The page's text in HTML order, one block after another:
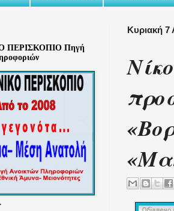
Κυριακή 7
ΠΕΡΙΣΚΟΠΙΟ Πηγή